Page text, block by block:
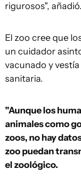
rigurosos", añadió.
El zoo cree que
un cuidador
vacunado y
sanitaria.
"Aunque los
animales como
zoos, no hay
zoo puedan
el zoológico.